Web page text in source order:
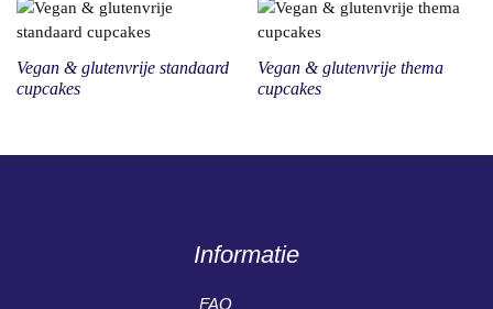
Vegan & glutenvrije standaard
cupcakes
Vegan & glutenvrije thema
cupcakes
Informatie
FAQ